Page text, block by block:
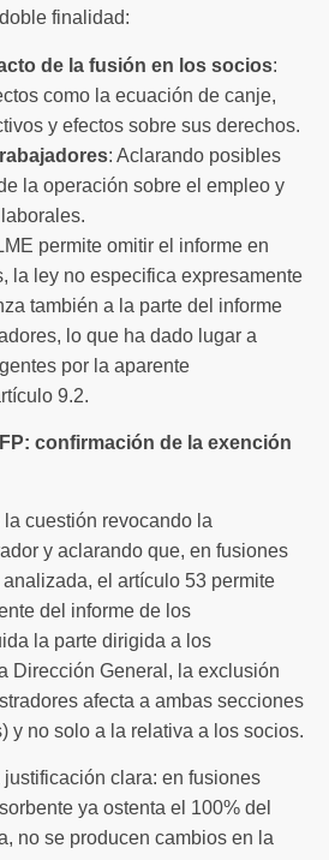
finalidad:
de la fusión en los socios:
como la ecuación de canje,
y efectos sobre sus derechos.
: Aclarando posibles
la operación sobre el empleo y
permite omitir el informe en
la ley no especifica expresamente
también a la parte del informe
lo que ha dado lugar a
por la aparente
9.2.
confirmación de la exención
cuestión revocando la
y aclarando que, en fusiones
el artículo 53 permite
del informe de los
la parte dirigida a los
Dirección General, la exclusión
afecta a ambas secciones
y no solo a la relativa a los socios.
clara: en fusiones
ya ostenta el 100% del
no se producen cambios en la